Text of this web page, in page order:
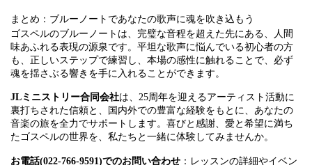
まとめ：ブルーノートであなたの歌声に魂を吹き込もう
ゴスペルのブルーノートは、完璧な音程を超えた先にある、人間
味あふれる表現の源泉です。平坦な歌声に悩んでいる初心者の方
も、正しいステップで練習し、本場の感性に触れることで、必ず
魂を揺さぶる響きを手に入れることができます。
JLミニストリー合同会社は、25周年を迎えるアーティスト活動に
裏打ちされた信頼と、国内外での豊富な経験をもとに、あなたの
音楽の旅を全力でサポートします。喜びと感謝、愛と希望に満ち
たゴスペルの世界を、私たちと一緒に体験してみませんか。
お電話(022-766-9591)でのお問い合わせ ：レッスンの詳細やイベン